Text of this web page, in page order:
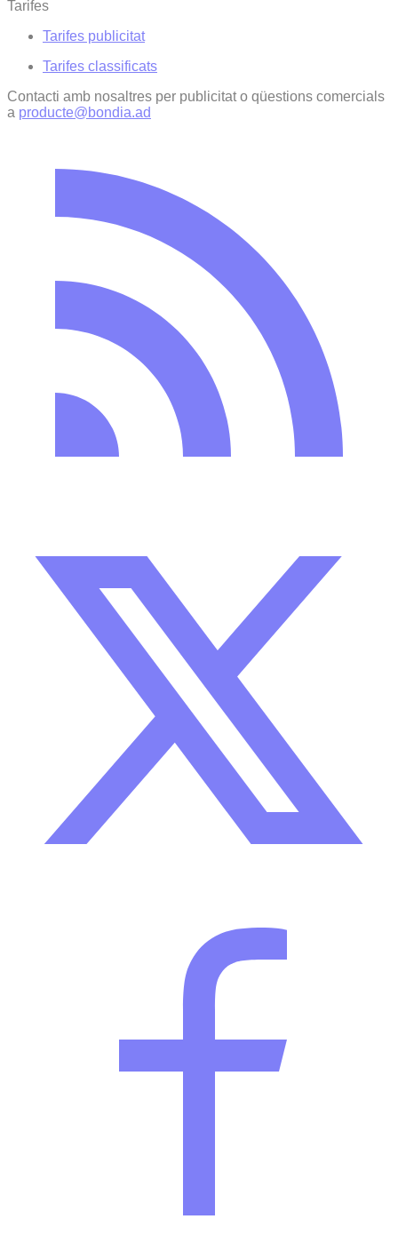
Tarifes
Tarifes publicitat
Tarifes classificats
Contacti amb nosaltres per publicitat o qüestions comercials
a producte@bondia.ad